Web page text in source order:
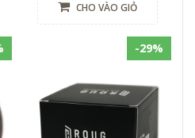
CHO VÀO GIỎ
-29%